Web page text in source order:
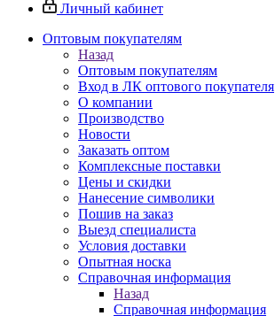
Личный кабинет
Оптовым покупателям
Назад
Оптовым покупателям
Вход в ЛК оптового покупателя
О компании
Производство
Новости
Заказать оптом
Комплексные поставки
Цены и скидки
Нанесение символики
Пошив на заказ
Выезд специалиста
Условия доставки
Опытная носка
Справочная информация
Назад
Справочная информация